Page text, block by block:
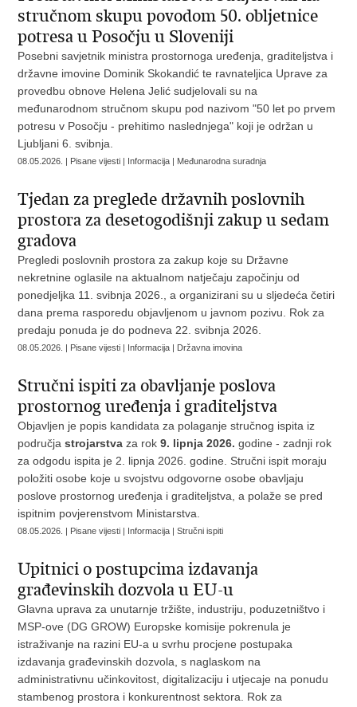
stručnom skupu povodom 50. obljetnice
potresa u Posočju u Sloveniji
Posebni savjetnik ministra prostornoga uređenja, graditeljstva i
državne imovine Dominik Skokandić te ravnateljica Uprave za
provedbu obnove Helena Jelić sudjelovali su na
međunarodnom stručnom skupu pod nazivom "50 let po prvem
potresu v Posočju - prehitimo naslednjega" koji je održan u
Ljubljani 6. svibnja.
08.05.2026. | Pisane vijesti | Informacija | Međunarodna suradnja
Tjedan za preglede državnih poslovnih
prostora za desetogodišnji zakup u sedam
gradova
Pregledi poslovnih prostora za zakup koje su Državne
nekretnine oglasile na aktualnom natječaju započinju od
ponedjeljka 11. svibnja 2026., a organizirani su u sljedeća četiri
dana prema rasporedu objavljenom u javnom pozivu. Rok za
predaju ponuda je do podneva 22. svibnja 2026.
08.05.2026. | Pisane vijesti | Informacija | Državna imovina
Stručni ispiti za obavljanje poslova
prostornog uređenja i graditeljstva
Objavljen je popis kandidata za polaganje stručnog ispita iz
područja strojarstvaza rok9. lipnja 2026.godine - zadnji rok
za odgodu ispita je 2. lipnja 2026. godine. Stručni ispit moraju
položiti osobe koje u svojstvu odgovorne osobe obavljaju
poslove prostornog uređenja i graditeljstva, a polaže se pred
ispitnim povjerenstvom Ministarstva.
08.05.2026. | Pisane vijesti | Informacija | Stručni ispiti
Upitnici o postupcima izdavanja
građevinskih dozvola u EU-u
Glavna uprava za unutarnje tržište, industriju, poduzetništvo i
MSP-ove (DG GROW) Europske komisije pokrenula je
istraživanje na razini EU-a u svrhu procjene postupaka
izdavanja građevinskih dozvola, s naglaskom na
administrativnu učinkovitost, digitalizaciju i utjecaje na ponudu
stambenog prostora i konkurentnost sektora. Rok za